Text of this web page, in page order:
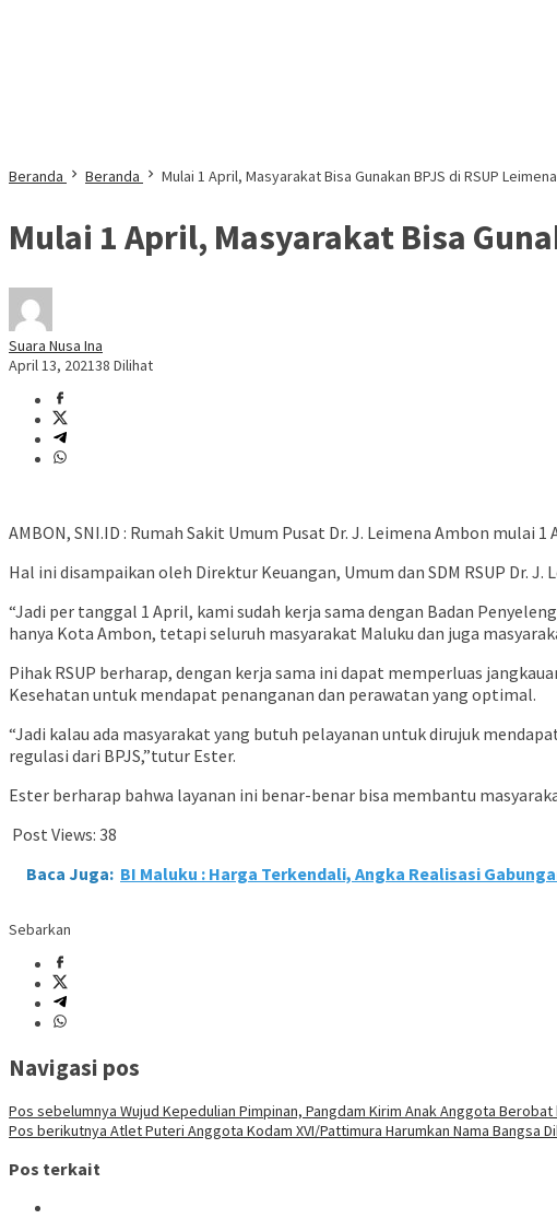
Beranda Beranda Mulai 1 April, Masyarakat Bisa Gunakan BPJS di RSUP Leimena
Mulai 1 April, Masyarakat Bisa
Suara Nusa Ina
April 13, 202138 Dilihat
AMBON, SNI.ID : Rumah Sakit Umum Pusat Dr. J. Leimena Ambon mulai
Hal ini disampaikan oleh Direktur Keuangan, Umum dan SDM RSUP Dr.
“Jadi per tanggal 1 April, kami sudah kerja sama dengan Badan
hanya Kota Ambon, tetapi seluruh masyarakat Maluku dan juga
Pihak RSUP berharap, dengan kerja sama ini dapat memperluas
Kesehatan untuk mendapat penanganan dan perawatan yang optimal.
“Jadi kalau ada masyarakat yang butuh pelayanan untuk dirujuk
regulasi dari BPJS,”tutur Ester.
Ester berharap bahwa layanan ini benar-benar bisa membantu
Post Views: 38
Baca Juga: BI Maluku : Harga Terkendali, Angka Realisasi
Sebarkan
Navigasi pos
Pos sebelumnya Wujud Kepedulian Pimpinan, Pangdam Kirim Anak Anggota Berobat
Pos berikutnya Atlet Puteri Anggota Kodam XVI/Pattimura Harumkan Nama Bangsa
Pos terkait